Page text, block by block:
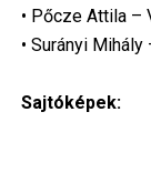
• Pőcze Attila –
• Surányi
Sajtóképek: